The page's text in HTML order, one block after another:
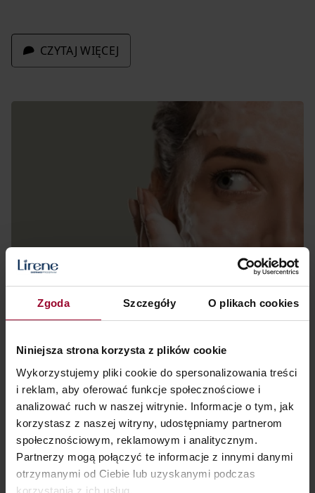
Zgoda Szczegóły O plikach cookies
Niniejsza strona korzysta z plików cookie
Wykorzystujemy pliki cookie do spersonalizowania treści
i reklam, aby oferować funkcje społecznościowe i
analizować ruch w naszej witrynie. Informacje o tym, jak
korzystasz z naszej witryny, udostępniamy partnerom
społecznościowym, reklamowym i analitycznym.
Partnerzy mogą połączyć te informacje z innymi danymi
otrzymanymi od Ciebie lub uzyskanymi podczas
korzystania z ich usług.
CZYTAJ WIĘCEJ
Przegląd pianek oczyszczających dla
różnych typów cery
Pianki do twarzy skutecznie oczyszczają skórę,